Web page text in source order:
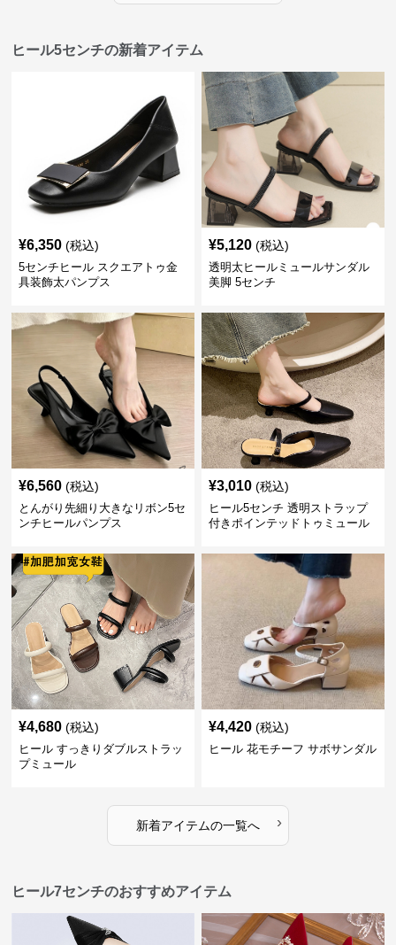
ヒール5センチの新着アイテム
¥6,350 (税込)
5センチヒール スクエアトゥ金
具装飾太パンプス
¥5,120 (税込)
透明太ヒールミュールサンダル
美脚 5センチ
¥6,560 (税込)
とんがり先細り大きなリボン5セ
ンチヒールパンプス
¥3,010 (税込)
ヒール5センチ 透明ストラップ
付きポインテッドトゥミュール
¥4,680 (税込)
ヒール すっきりダブルストラッ
プミュール
¥4,420 (税込)
ヒール 花モチーフ サボサンダル
新着アイテムの一覧へ ›
ヒール7センチのおすすめアイテム